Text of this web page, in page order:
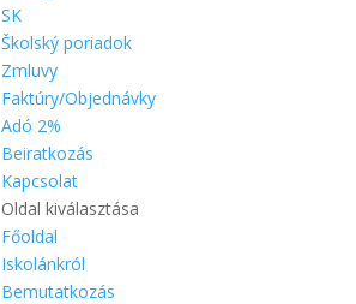
SK
Školský poriadok
Zmluvy
Faktúry/Objednávky
Adó 2%
Beiratkozás
Kapcsolat
Oldal kiválasztása
Főoldal
Iskolánkról
Bemutatkozás